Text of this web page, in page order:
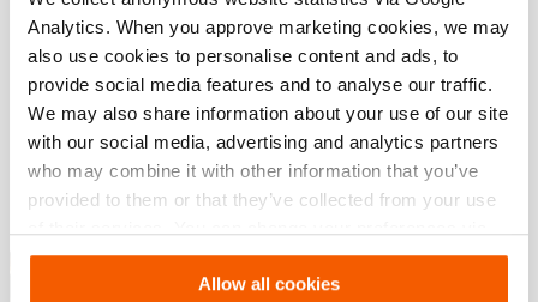
Analytics. When you approve marketing cookies, we may
also use cookies to personalise content and ads, to
provide social media features and to analyse our traffic.
We may also share information about your use of our site
with our social media, advertising and analytics partners
who may combine it with other information that you’ve
provided to them or that they’ve collected from your use
Settings. See ourcookiestatement.
Allow all cookies
Downloaden
HCC 150, Specificatieblad, A4 metrisch
810.1 KB
Download
Knip Oplossingen – Industrieel
Knipgereedschap